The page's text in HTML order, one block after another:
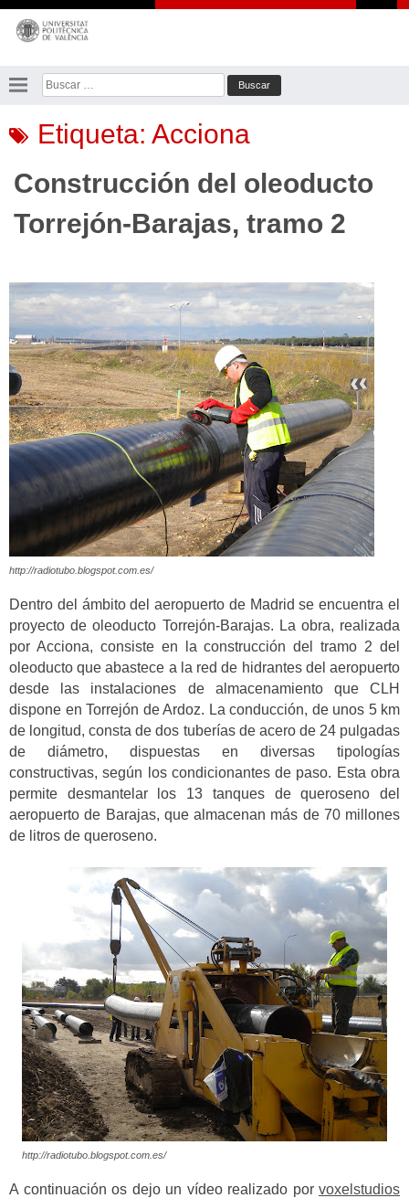
Saltar
contenido
Buscar:
Etiqueta: Acciona
Construcción del oleoducto
Torrejón-Barajas, tramo 2
http://radiotubo.blogspot.com.es/
Dentro del ámbito del aeropuerto de Madrid se encuentra el
proyecto de oleoducto Torrejón-Barajas. La obra, realizada
por Acciona, consiste en la construcción del tramo 2 del
oleoducto que abastece a la red de hidrantes del aeropuerto
desde las instalaciones de almacenamiento que CLH
dispone en Torrejón de Ardoz. La conducción, de unos 5 km
de longitud, consta de dos tuberías de acero de 24 pulgadas
de diámetro, dispuestas en diversas tipologías
constructivas, según los condicionantes de paso. Esta obra
permite desmantelar los 13 tanques de queroseno del
aeropuerto de Barajas, que almacenan más de 70 millones
de litros de queroseno.
http://radiotubo.blogspot.com.es/
A continuación os dejo un vídeo realizado por voxelstudios